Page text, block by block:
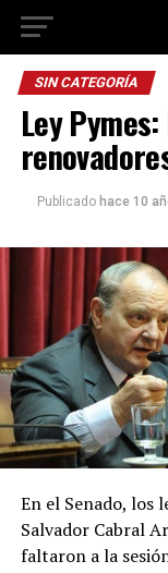
SIN CATEGORÍA
Ley
Publicado hace 10
En el Senado, los
Salvador Cabral
faltaron a la